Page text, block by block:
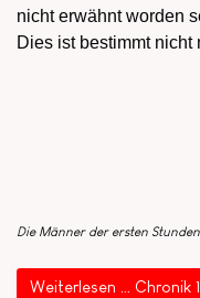
nicht erwähnt worden
Dies ist bestimmt nicht
Die Männer der ersten Stunden
Weiterlesen … Chronik